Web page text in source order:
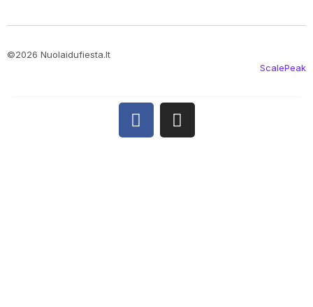
©2026 Nuolaidufiesta.lt
ScalePeak